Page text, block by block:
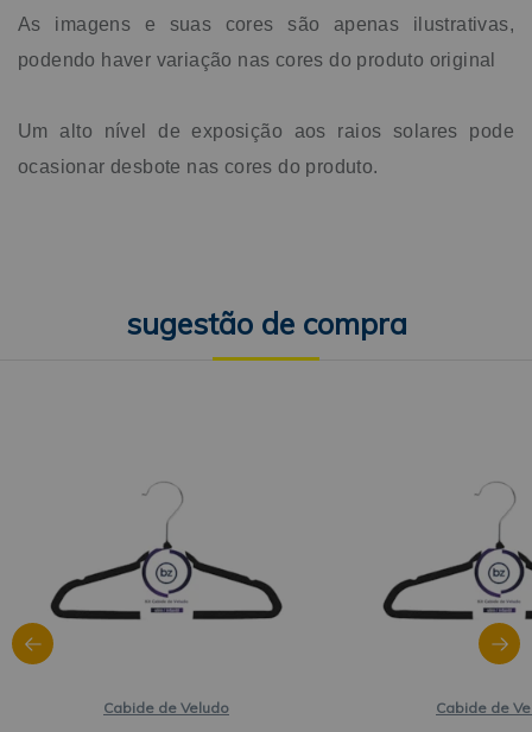
As imagens e suas cores são apenas ilustrativas,
podendo haver variação nas cores do produto original
Um alto nível de exposição aos raios solares pode
ocasionar desbote nas cores do produto.
Cabide de Veludo Cabide de